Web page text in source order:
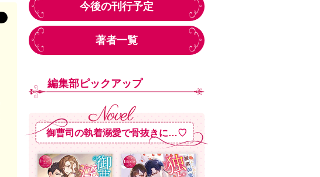
今後の刊行予定
著者一覧
編集部ピックアップ
御曹司の執着溺愛で骨抜きに…♡